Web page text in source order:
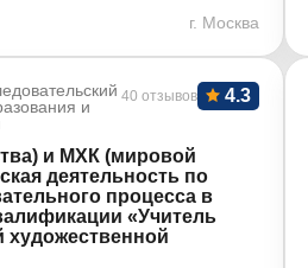
г. Москва
и
40 отзывов 4.3
и МХК (мировой
деятельность по
процесса в
«Учитель
художественной